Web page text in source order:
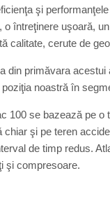
şi
o întreţinere uşoară,
calitate, cerute de
din primăvara
noastră în
100 se bazează pe
chiar şi pe teren
de timp redus.
şi compresoare.